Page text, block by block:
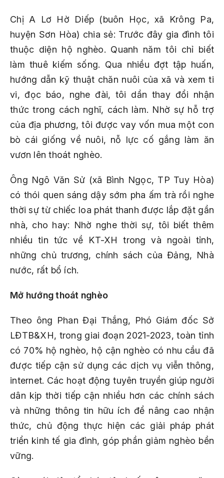
Chị A Lơ Hờ Diếp (buôn Học, xã Krông Pa,
huyện Sơn Hòa) chia sẻ: Trước đây gia đình tôi
thuộc diện hộ nghèo. Quanh năm tôi chỉ biết
làm thuê kiếm sống. Qua nhiều đợt tập huấn,
hướng dẫn kỹ thuật chăn nuôi của xã và xem ti
vi, đọc báo, nghe đài, tôi dần thay đổi nhận
thức trong cách nghĩ, cách làm. Nhờ sự hỗ trợ
của địa phương, tôi được vay vốn mua một con
bò cái giống về nuôi, nỗ lực cố gắng làm ăn
vươn lên thoát nghèo.
Ông Ngô Văn Sử (xã Bình Ngọc, TP Tuy Hòa)
có thói quen sáng dậy sớm pha ấm trà rồi nghe
thời sự từ chiếc loa phát thanh được lắp đặt gần
nhà, cho hay: Nhờ nghe thời sự, tôi biết thêm
nhiều tin tức về KT-XH trong và ngoài tỉnh,
những chủ trương, chính sách của Đảng, Nhà
nước, rất bổ ích.
Mở hướng thoát nghèo
Theo ông Phan Đại Thắng, Phó Giám đốc Sở
LĐTB&XH, trong giai đoạn 2021-2023, toàn tỉnh
có 70% hộ nghèo, hộ cận nghèo có nhu cầu đã
được tiếp cận sử dụng các dịch vụ viễn thông,
internet. Các hoạt động tuyên truyền giúp người
dân kịp thời tiếp cận nhiều hơn các chính sách
và những thông tin hữu ích để nâng cao nhận
thức, chủ động thực hiện các giải pháp phát
triển kinh tế gia đình, góp phần giảm nghèo bền
vững.